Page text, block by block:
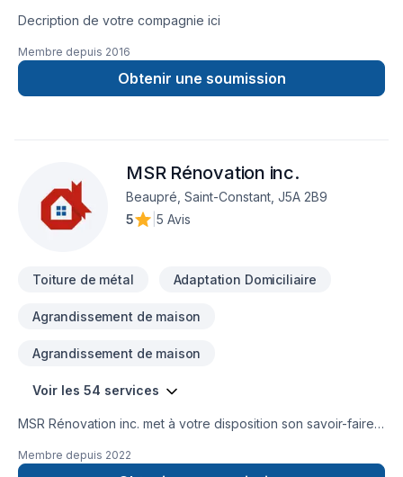
Decription de votre compagnie ici
Membre depuis 2016
Obtenir une soumission
MSR Rénovation inc.
Beaupré, Saint-Constant, J5A 2B9
5
5 Avis
Toiture de métal Adaptation Domiciliaire
Agrandissement de maison
Agrandissement de maison
Voir les 54 services
MSR Rénovation inc. met à votre disposition son savoir-faire
Calfeutrage, Carrelage, Crépis, Cuisine, Démolition,
Membre depuis 2022